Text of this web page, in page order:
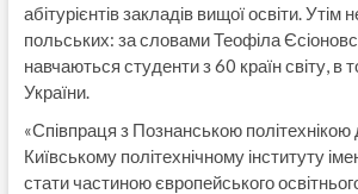
абітурієнтів закладів вищої освіти.
польських: за словами Теофіла
навчаються студенти з 60 країн світу, в
України.
«Співпраця з Познанською політехнікою
Київському політехнічному інституту
стати частиною європейського